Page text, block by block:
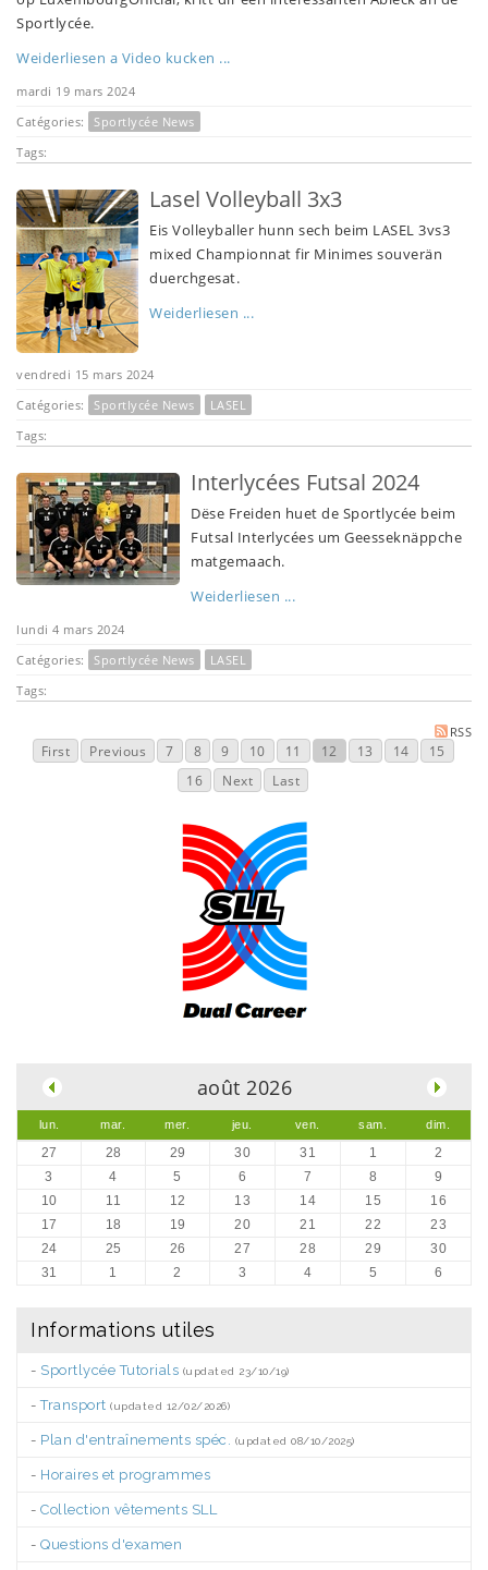
Sportlycée.
Weiderliesen a Video kucken ...
mardi 19 mars 2024
Catégories:
Sportlycée News
Tags:
Lasel Volleyball 3x3
Eis Volleyballer hunn sech beim LASEL 3vs3
mixed Championnat fir Minimes souverän
duerchgesat.
Weiderliesen ...
vendredi 15 mars 2024
Catégories:
Sportlycée News
LASEL
Tags:
Interlycées Futsal 2024
Dëse Freiden huet de Sportlycée beim
Futsal Interlycées um Geesseknäppche
matgemaach.
Weiderliesen ...
lundi 4 mars 2024
Catégories:
Sportlycée News
LASEL
Tags:
RSS
First Previous 7 8 9 10 11 12 13 14
15
16
Next Last
août 2026
lun. mar. mer. jeu. ven. sam. dim.
27 28 29 30 31 1
2
3
4 5 6 7 8
9
10
11 12 13 14 15
16
17
18 19 20 21 22
23
24
25 26 27 28 29
30
31
1 2 3 4 5 6
Informations utiles
- Sportlycée Tutorials (updated 23/10/19)
-Transport (updated 12/02/2026)
- Plan d'entraînements spéc. (updated 08/10/2025)
- Horaires et programmes
- Collection vêtements SLL
- Questions d'examen